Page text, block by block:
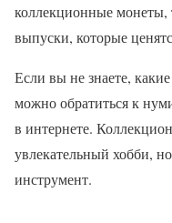
коллекционные монеты,
выпуски, которые
Если вы не знаете,
можно обратиться к
в интернете.
увлекательный хобби,
инструмент.